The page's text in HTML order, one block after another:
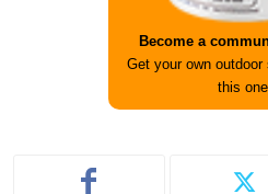
Become a
Get your own
this